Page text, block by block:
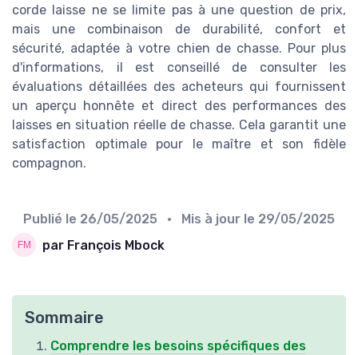
corde laisse ne se limite pas à une question de prix,
mais une combinaison de durabilité, confort et
sécurité, adaptée à votre chien de chasse. Pour plus
d'informations, il est conseillé de consulter les
évaluations détaillées des acheteurs qui fournissent
un aperçu honnête et direct des performances des
laisses en situation réelle de chasse. Cela garantit une
satisfaction optimale pour le maître et son fidèle
compagnon.
Publié le 26/05/2025 • Mis à jour le 29/05/2025
par François Mbock
Sommaire
Comprendre les besoins spécifiques des